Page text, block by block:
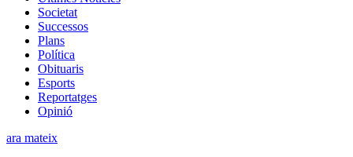
Societat
Successos
Plans
Política
Obituaris
Esports
Reportatges
Opinió
ara mateix